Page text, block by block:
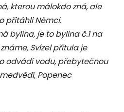
kterou málokdo zná, ale
přitáhli Němci.
bylina, je to bylina č.1 na
Svízel přítula je
odvádí vodu, přebytečnou
Popenec